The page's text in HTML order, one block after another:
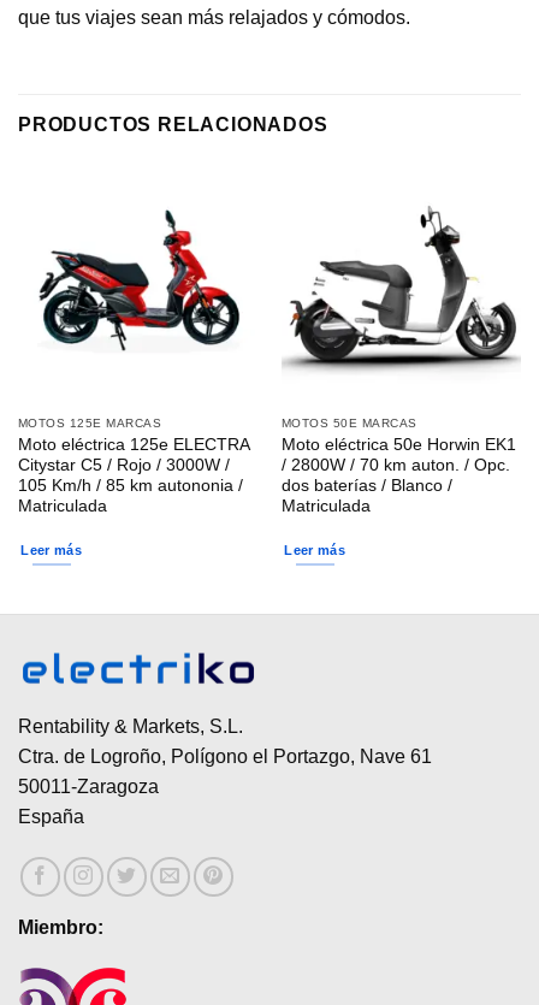
que tus viajes sean más relajados y cómodos.
PRODUCTOS RELACIONADOS
MOTOS 125E MARCAS
Moto eléctrica 125e ELECTRA
Citystar C5 / Rojo / 3000W /
105 Km/h / 85 km autononia /
Matriculada
Leer más
MOTOS 50E MARCAS
Moto eléctrica 50e Horwin EK1
/ 2800W / 70 km auton. / Opc.
dos baterías / Blanco /
Matriculada
Leer más
Rentability & Markets, S.L.
Ctra. de Logroño, Polígono el Portazgo, Nave 61
50011-Zaragoza
España
Miembro: